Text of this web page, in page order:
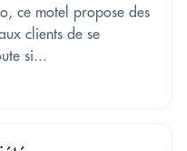
ce motel propose des
clients de se
si...